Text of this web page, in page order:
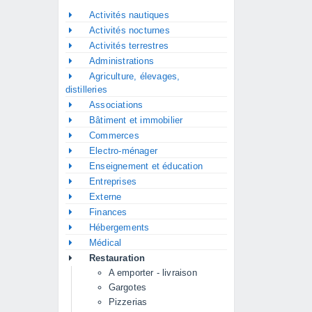
Activités nautiques
Activités nocturnes
Activités terrestres
Administrations
Agriculture, élevages,
distilleries
Associations
Bâtiment et immobilier
Commerces
Electro-ménager
Enseignement et éducation
Entreprises
Externe
Finances
Hébergements
Médical
Restauration
A emporter - livraison
Gargotes
Pizzerias